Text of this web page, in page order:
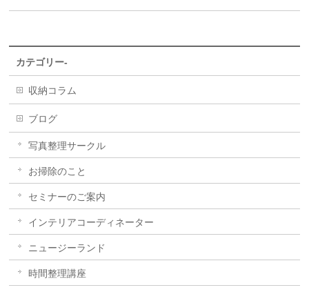
カテゴリー-
収納コラム
ブログ
写真整理サークル
お掃除のこと
セミナーのご案内
インテリアコーディネーター
ニュージーランド
時間整理講座